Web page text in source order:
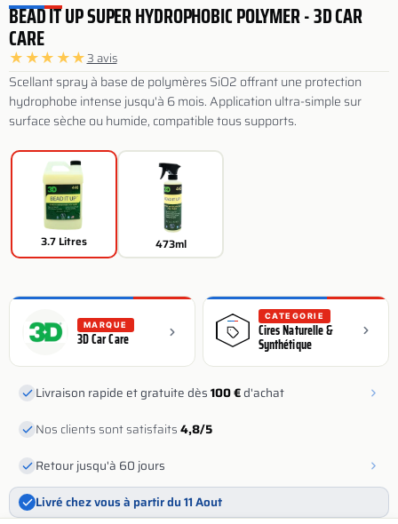
BEAD IT UP SUPER HYDROPHOBIC POLYMER - 3D CAR
CARE
★ ★★ ★★3 avis
Scellant spray à base de polymères SiO2 offrant une protection
hydrophobe intense jusqu'à 6 mois. Application ultra-simple sur
surface sèche ou humide, compatible tous supports.
3.7 Litres 473ml
MARQUE
3D Car Care
CATEGORIE
Cires Naturelle &
Synthétique
Livraison rapide et gratuite dès100 €d'achat
Nos clients sont satisfaits4,8/5
Retour jusqu'à 60 jours
Livré chez vous à partir du 11 Aout